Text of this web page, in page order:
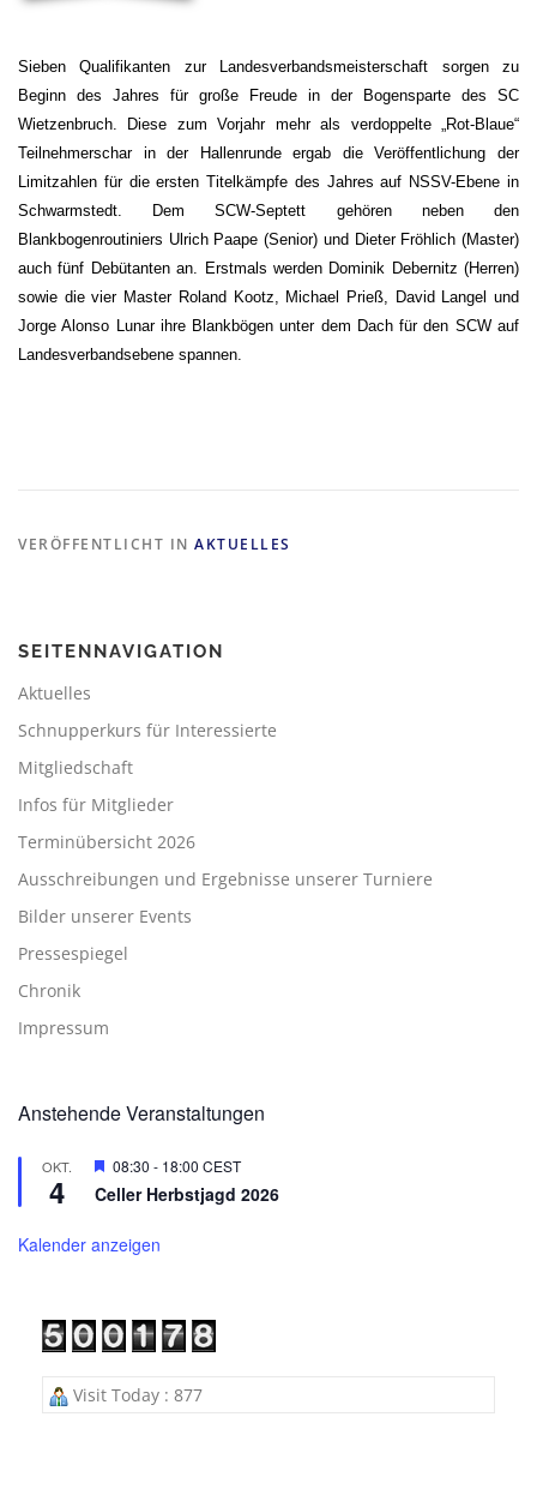
Sieben Qualifikanten zur Landesverbandsmeisterschaft sorgen zu
Beginn des Jahres für große Freude in der Bogensparte des SC
Wietzenbruch. Diese zum Vorjahr mehr als verdoppelte „Rot-Blaue“
Teilnehmerschar in der Hallenrunde ergab die Veröffentlichung der
Limitzahlen für die ersten Titelkämpfe des Jahres auf NSSV-Ebene in
Schwarmstedt. Dem SCW-Septett gehören neben den
Blankbogenroutiniers Ulrich Paape (Senior) und Dieter Fröhlich (Master)
auch fünf Debütanten an. Erstmals werden Dominik Debernitz (Herren)
sowie die vier Master Roland Kootz, Michael Prieß, David Langel und
Jorge Alonso Lunar ihre Blankbögen unter dem Dach für den SCW auf
Landesverbandsebene spannen.
VERÖFFENTLICHT IN AKTUELLES
SEITENNAVIGATION
Aktuelles
Schnupperkurs für Interessierte
Mitgliedschaft
Infos für Mitglieder
Terminübersicht 2026
Ausschreibungen und Ergebnisse unserer Turniere
Bilder unserer Events
Pressespiegel
Chronik
Impressum
Anstehende Veranstaltungen
OKT.
4
Hervorgehoben
08:30 - 18:00 CEST
Celler Herbstjagd 2026
Kalender anzeigen
Visit Today : 877